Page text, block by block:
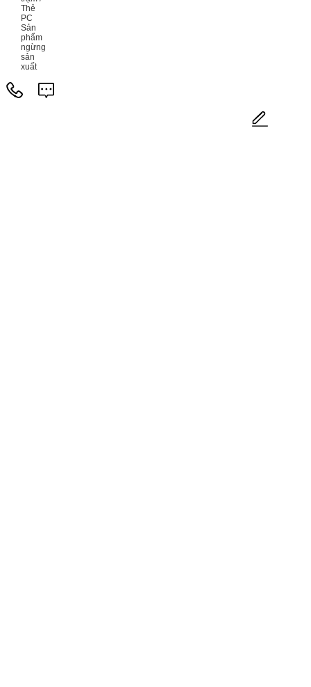
Thẻ
PC
Sản
phẩm
ngừng
sản
xuất